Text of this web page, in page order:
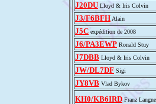
J20DU Lloyd & Iris Colvin
J3/F6BFH Alain
J5C expédition de 2008
J6/PA3EWP Ronald Stuy
J7DBB Lloyd & Iris Colvin
JW/DL7DF Sigi
JY8VB Vlad Bykov
KH0/KB6IRD Franz